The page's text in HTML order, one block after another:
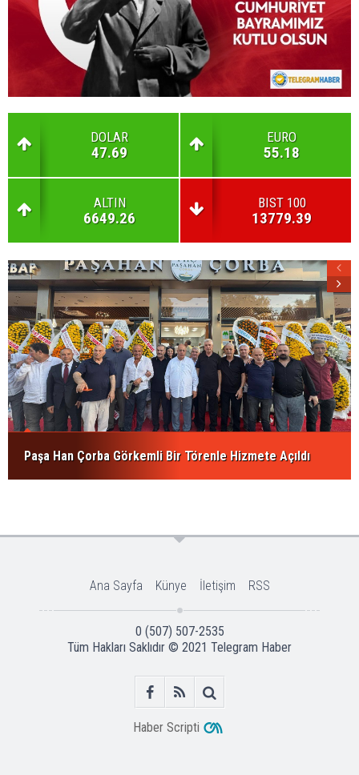
DOLAR
47.69
EURO
55.18
ALTIN
6649.26
BIST 100
13779.39
Paşa Han Çorba Görkemli Bir Törenle Hizmete Açıldı
Ana Sayfa Künye İletişim RSS
0 (507) 507-2535
Tüm Hakları Saklıdır © 2021 Telegram Haber
Haber Scripti